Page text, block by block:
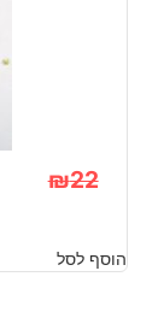
₪22
המקורי
הנוכחי
הוסף לסל